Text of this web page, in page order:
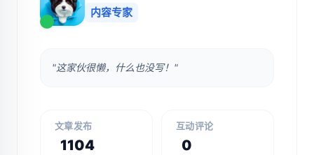
内容专家
"这家伙很懒，什么也没写！"
文章发布
1104
互动评论
0